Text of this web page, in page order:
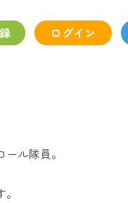
ログイン
ル隊員。